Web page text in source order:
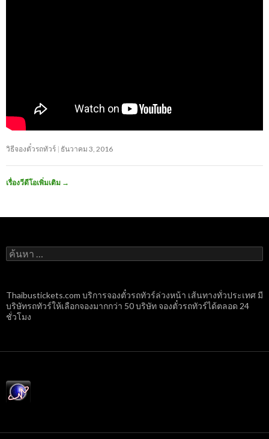
วิธีจองตั๋วรถทัวร์ ธันวาคม 3, 2016
เรื่องวีดีโอเพิ่มเติม →
ค้นหา
สำหรับ:
Thaibustickets.com บริการจองตั๋วรถทัวร์ล่วงหน้า เส้นทางทั่วประเทศ มี
บริษัทรถทัวร์ให้เลือกจองมากกว่า 50 บริษัท จองตั๋วรถทัวร์ได้ตลอด 24
ชั่วโมง